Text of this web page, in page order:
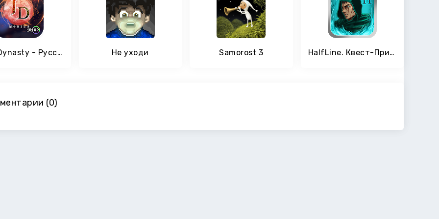
Jade Dynasty - Русская версия Не уходи Samorost 3 HalfLine. Квест-Приключение
(0)